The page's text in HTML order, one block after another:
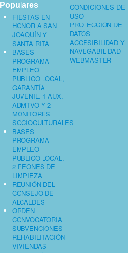
Populares
FIESTAS EN
HONOR A SAN
JOAQUÍN Y
SANTA RITA
BASES
PROGRAMA
EMPLEO
PUBLICO LOCAL,
GARANTÍA
JUVENIL. 1 AUX.
ADMTVO Y 2
MONITORES
SOCIOCULTURALES
BASES
PROGRAMA
EMPLEO
PUBLICO LOCAL.
2 PEONES DE
LIMPIEZA
REUNIÓN DEL
CONSEJO DE
ALCALDES
ORDEN
CONVOCATORIA
SUBVENCIONES
REHABILITACIÓN
VIVIENDAS
CONDICIONES DE
USO
PROTECCIÓN DE
DATOS
ACCESIBILIDAD Y
NAVEGABILIDAD
WEBMASTER